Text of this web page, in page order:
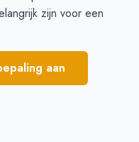
zijn voor een
aan